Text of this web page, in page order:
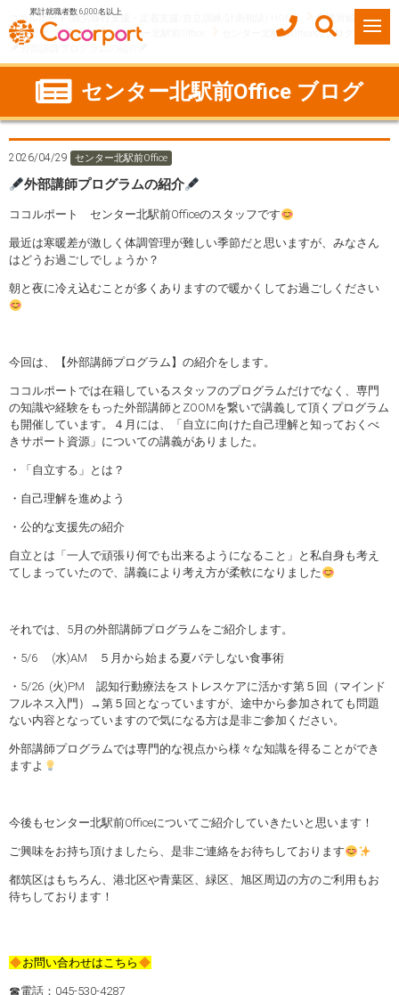
累計就職者数 6,000名以上
ココルポート(就労移行支援・定着支援/自立訓練/計画相談) HOME
事業所紹介
神奈川県
横浜市 センター北駅前Office
センター北駅前Officeのブログ
外部講師プログラムの紹介
センター北駅前Office ブログ
2026/04/29 センター北駅前Office
外部講師プログラムの紹介
ココルポート センター北駅前Officeのスタッフです
最近は寒暖差が激しく体調管理が難しい季節だと思いますが、みなさん
はどうお過ごしでしょうか？
朝と夜に冷え込むことが多くありますので暖かくしてお過ごしください
今回は、【外部講師プログラム】の紹介をします。
ココルポートでは在籍しているスタッフのプログラムだけでなく、専門
の知識や経験をもった外部講師とZOOMを繋いで講義して頂くプログラム
も開催しています。４月には、「自立に向けた自己理解と知っておくべ
きサポート資源」についての講義がありました。
・「自立する」とは？
・自己理解を進めよう
・公的な支援先の紹介
自立とは「一人で頑張り何でも出来るようになること」と私自身も考え
てしまっていたので、講義により考え方が柔軟になりました
それでは、5月の外部講師プログラムをご紹介します。
・5/6 (水)AM ５月から始まる夏バテしない食事術
・5/26 (火)PM 認知行動療法をストレスケアに活かす第５回（マインド
フルネス入門）→第５回となっていますが、途中から参加されても問題
ない内容となっていますので気になる方は是非ご参加ください。
外部講師プログラムでは専門的な視点から様々な知識を得ることができ
ますよ
今後もセンター北駅前Officeについてご紹介していきたいと思います！
ご興味をお持ち頂けましたら、是非ご連絡をお待ちしております
都筑区はもちろん、港北区や青葉区、緑区、旭区周辺の方のご利用もお
待ちしております！
お問い合わせはこちら
☎電話：045-530-4287